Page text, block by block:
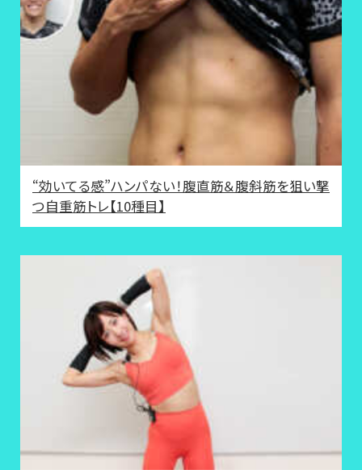
“効いてる感”ハンパない！腹直筋＆腹斜筋を狙い撃
つ自重筋トレ【10種目】